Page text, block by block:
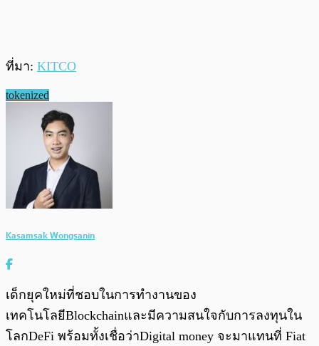
ที่มา​: KITCO
tokenized
Kasamsak Wongsanin
เด็กยุคใหม่ที่ชอบในการทำงานของ
เทคโนโลยีBlockchainและมีความสนใจกับการลงทุนใน
โลกDeFi พร้อมทั้งเชื่อว่าDigital money จะมาแทนที่ Fiat